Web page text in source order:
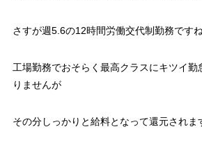
さすが週5.6の12時間労働交代制勤務です
工場勤務でおそらく最高クラスにキツイ勤
りませんが
その分しっかりと給料となって還元されま